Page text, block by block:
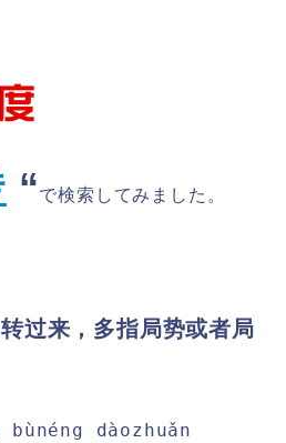
“で検索してみました。
过来，多指局势或者局
dàozhuǎn